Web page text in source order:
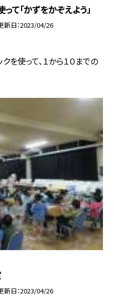
「かずをかぞえよう」
新日 2023/04/26
を使って、１から１０までの
新日 2023/04/26